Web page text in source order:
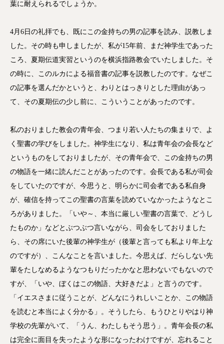
葉に耐えられるでしょうか。
4月6日の礼拝でも、既にこの金持ちの男の記事を読み、説教しま
した。その時も申しましたが、私が15年前、まだ神学生であった
ころ、夏期伝道実習というのを横浜指路教会でいたしました。そ
の時に、このルカによる福音書の記事を説教したのです。なぜこ
の記事を選んだかというと、わりとはっきりとした理由があっ
て、その夏期伝の少し前に、こういうことがあったのです。
私のおりました教会の青年会、つまり若い人たちの集まりで、よ
く聖書の学びをしました。神学生になり、私は青年会の会長など
というものをしておりましたが、その青年会で、この金持ちの男
の物語を一緒に読んだことがあったのです。会長である私が司会
をしていたのですが、今思うと、明らかに司会者である私自身
が、確信を持ってこの聖書の言葉を読めていなかったようなとこ
ろがありました。「いや～、本当に厳しい聖書の言葉で、どうし
たものか」などとぶつぶつ言いながら、司会をしておりました
ら、その席にいた後輩の神学生が（後輩と言っても私より年上な
のですが）、こんなことを言いました。今思えば、だらしない先
輩をたしなめるようなつもりだったかなと思わないでもないので
すが、「いや、ぼくはこの物語、大好きだよ」と言うのです。
「イエスさまに従うことが、どんなにうれしいことか、この物語
を読むと本当によく分かる」。そうしたら、もうひとりやはり神
学校の先輩がいて、「うん、わたしもそう思う」。青年会長の私
は完全に面目を失ったような形になったわけですが、忘れること